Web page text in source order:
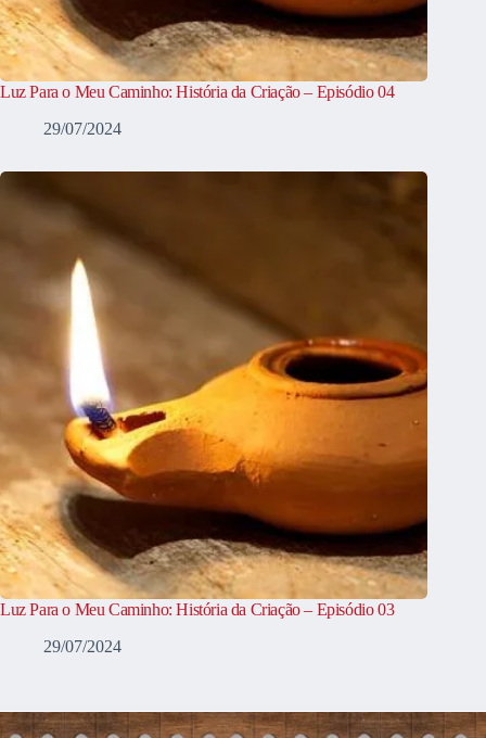
Luz Para o Meu Caminho: História da Criação – Episódio 04
29/07/2024
Luz Para o Meu Caminho: História da Criação – Episódio 03
29/07/2024